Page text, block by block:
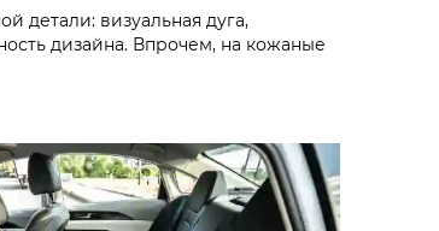
детали: визуальная дуга,
дизайна. Впрочем, на кожаные